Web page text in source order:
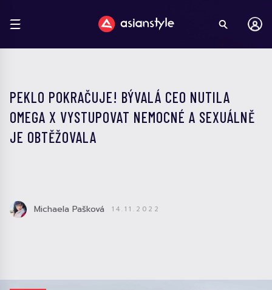
PEKLO POKRAČUJE! BÝVALÁ CEO NUTILA
OMEGA X VYSTUPOVAT NEMOCNÉ A SEXUÁLNĚ
JE OBTĚŽOVALA
Michaela Pašková 14.11.2022